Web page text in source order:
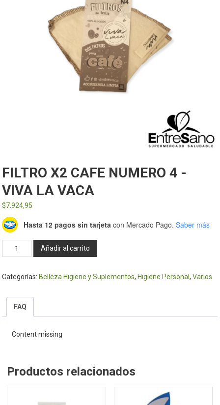
FILTRO X2 CAFE NUMERO 4 -
VIVA LA VACA
$7.924,95
Hasta 12 pagos sin tarjeta con Mercado Pago. Saber más
FILTRO
X2
NUMERO
VIVA
Añadir al carrito
Categorías: Belleza Higiene y Suplementos, Higiene Personal,Varios
FAQ
Content missing
Productos relacionados